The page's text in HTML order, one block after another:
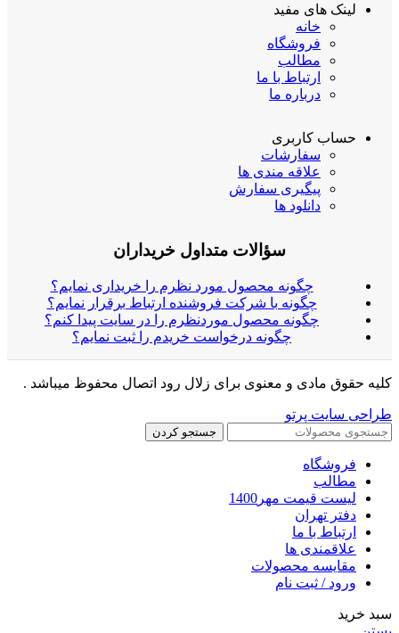
لینک های مفید
خانه
فروشگاه
مطالب
ارتباط با ما
درباره ما
حساب کاربری
سفارشات
علاقه مندی ها
پیگیری سفارش
دانلود ها
سؤالات متداول خریداران
چگونه محصول مورد نظرم را خریداری نمایم؟
چگونه با شرکت فروشنده ارتباط برقرار نمایم؟
چگونه محصول موردنظرم را در سایت پیدا کنم؟
چگونه درخواست خریدم را ثبت نمایم؟
کلیه حقوق مادی و معنوی برای زلال رود اتصال محفوظ میباشد .
طراحی سایت پرتو
جستجو کردن
فروشگاه
مطالب
لیست قیمت مهر1400
دفتر تهران
ارتباط با ما
علاقمندی ها
مقایسه محصولات
ورود / ثبت نام
سبد خرید